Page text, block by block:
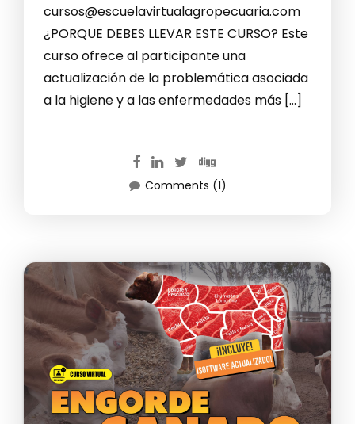
cursos@escuelavirtualagropecuaria.com
¿PORQUE DEBES LLEVAR ESTE CURSO? Este
curso ofrece al participante una
actualización de la problemática asociada
a la higiene y a las enfermedades más […]
Comments (1)